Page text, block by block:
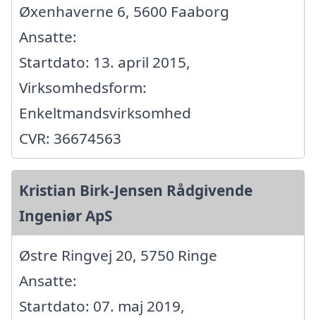
Øxenhaverne 6, 5600 Faaborg
Ansatte:
Startdato: 13. april 2015,
Virksomhedsform:
Enkeltmandsvirksomhed
CVR: 36674563
Kristian Birk-Jensen Rådgivende
Ingeniør ApS
Østre Ringvej 20, 5750 Ringe
Ansatte:
Startdato: 07. maj 2019,